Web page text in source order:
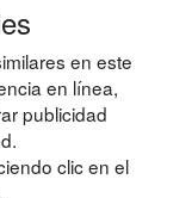
cosmética
reservados
en este
en línea,
publicidad
clic en el